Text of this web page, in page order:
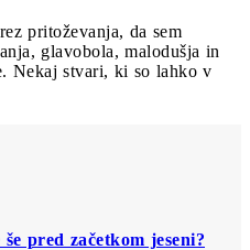
pritoževanja, da sem
glavobola, malodušja in
Nekaj stvari, ki so lahko v
pred začetkom jeseni?